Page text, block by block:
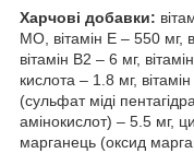
Харчові добавки:
МО, вітамін Е – 550 мг,
вітамін В2 – 6 мг,
кислота – 1.8 мг,
(сульфат міді
амінокислот) – 5.5 мг,
марганець (оксид